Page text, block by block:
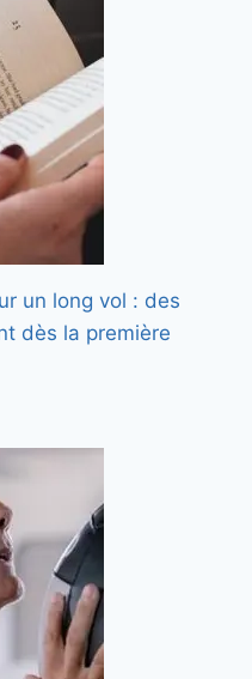
un long vol : des
dès la première